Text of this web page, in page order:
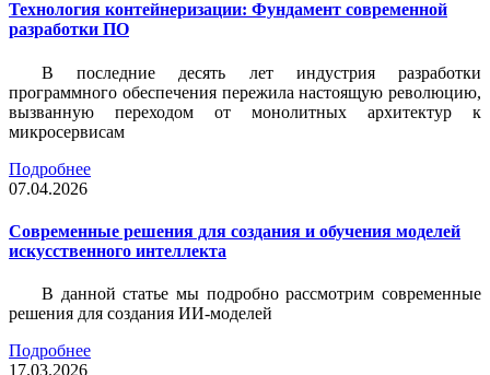
Технология контейнеризации: Фундамент современной
разработки ПО
В последние десять лет индустрия разработки
программного обеспечения пережила настоящую революцию,
вызванную переходом от монолитных архитектур к
микросервисам
Подробнее
07.04.2026
Современные решения для создания и обучения моделей
искусственного интеллекта
В данной статье мы подробно рассмотрим современные
решения для создания ИИ-моделей
Подробнее
17.03.2026